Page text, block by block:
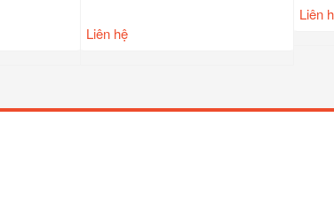
Liên hệ
Liên